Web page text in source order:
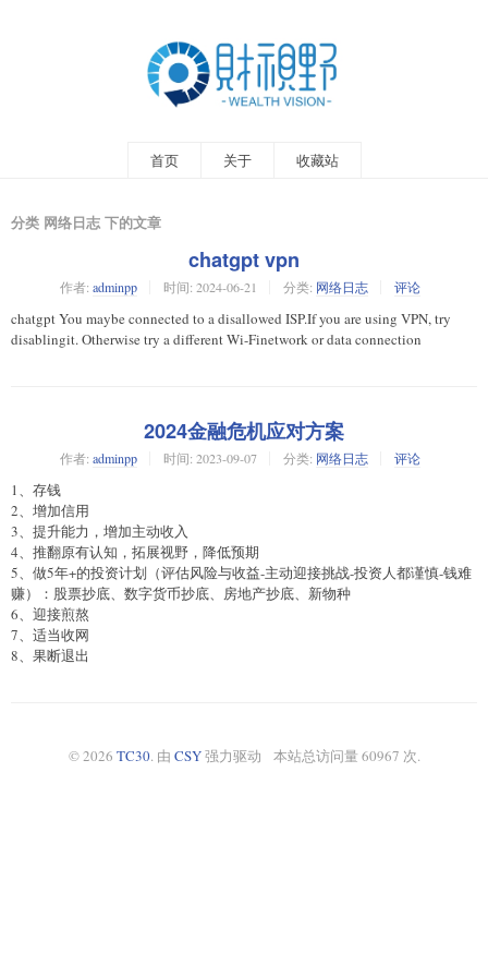
首页 关于 收藏站
分类 网络日志 下的文章
chatgpt vpn
作者: adminpp 时间: 2024-06-21 分类: 网络日志 评论
chatgpt You maybe connected to a disallowed ISP.If you are using VPN, try
disablingit. Otherwise try a different Wi-Finetwork or data connection
2024金融危机应对方案
作者: adminpp 时间: 2023-09-07 分类: 网络日志 评论
1、存钱
2、增加信用
3、提升能力，增加主动收入
4、推翻原有认知，拓展视野，降低预期
5、做5年+的投资计划（评估风险与收益-主动迎接挑战-投资人都谨慎-钱难
赚）：股票抄底、数字货币抄底、房地产抄底、新物种
6、迎接煎熬
7、适当收网
8、果断退出
© 2026 TC30. 由 CSY强力驱动 本站总访问量 60967 次.